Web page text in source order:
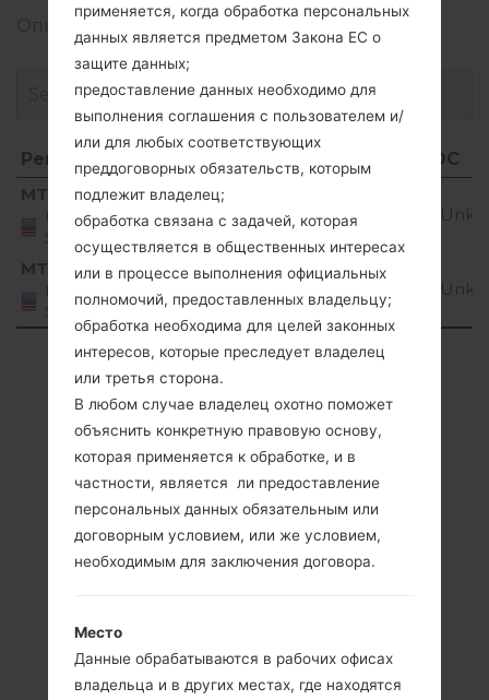
Описание регионов прошивок телефонов LG
Регион Название файла
ОС
Регион
Название файла
MTK
United
States
T31MPV06_01.S06_01.P3011.R1003.cab
MTP
United
States
T31MPV06_01.S06_01.P3011.R1003.cab
Showing 1 to 2 of 2 entries
Previous 1 Next
применяется, когда обработка персональных
данных является предметом Закона ЕС о
защите данных;
предоставление данных необходимо для
выполнения соглашения с пользователем и/
или для любых соответствующих
преддоговорных обязательств, которым
подлежит владелец;
обработка связана с задачей, которая
осуществляется в общественных интересах
или в процессе выполнения официальных
полномочий, предоставленных владельцу;
обработка необходима для целей законных
интересов, которые преследует владелец
или третья сторона.
В любом случае владелец охотно поможет
объяснить конкретную правовую основу,
которая применяется к обработке, и в
частности, является ли предоставление
персональных данных обязательным или
договорным условием, или же условием,
необходимым для заключения договора.
Место
Данные обрабатываются в рабочих офисах
владельца и в других местах, где находятся